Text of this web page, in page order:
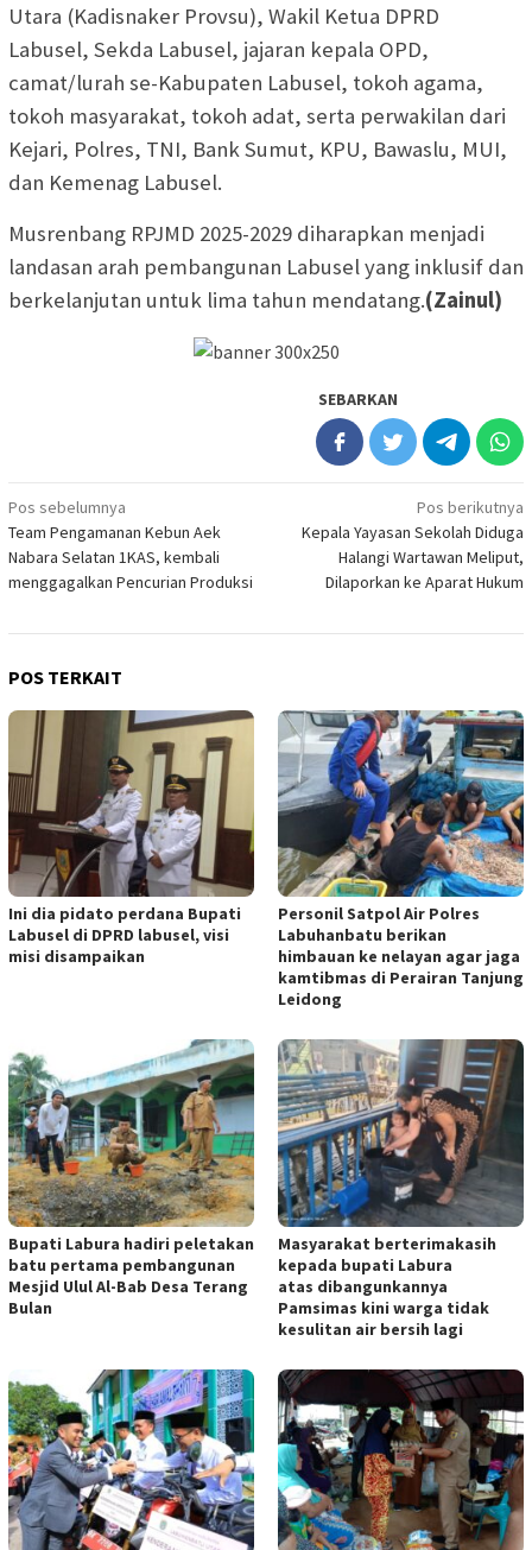
Utara (Kadisnaker Provsu), Wakil Ketua DPRD
Labusel, Sekda Labusel, jajaran kepala OPD,
camat/lurah se-Kabupaten Labusel, tokoh agama,
tokoh masyarakat, tokoh adat, serta perwakilan dari
Kejari, Polres, TNI, Bank Sumut, KPU, Bawaslu, MUI,
dan Kemenag Labusel.
Musrenbang RPJMD 2025-2029 diharapkan menjadi
landasan arah pembangunan Labusel yang inklusif dan
berkelanjutan untuk lima tahun mendatang.(Zainul)
SEBARKAN
Navigasi
pos
Pos sebelumnya
Team Pengamanan Kebun Aek
Nabara Selatan 1KAS, kembali
menggagalkan Pencurian Produksi
Pos berikutnya
Kepala Yayasan Sekolah Diduga
Halangi Wartawan Meliput,
Dilaporkan ke Aparat Hukum
POS TERKAIT
Ini dia pidato perdana Bupati
Labusel di DPRD labusel, visi
misi disampaikan
Personil Satpol Air Polres
Labuhanbatu berikan
himbauan ke nelayan agar jaga
kamtibmas di Perairan Tanjung
Leidong
Bupati Labura hadiri peletakan
batu pertama pembangunan
Mesjid Ulul Al-Bab Desa Terang
Bulan
Masyarakat berterimakasih
kepada bupati Labura
atas dibangunkannya
Pamsimas kini warga tidak
kesulitan air bersih lagi